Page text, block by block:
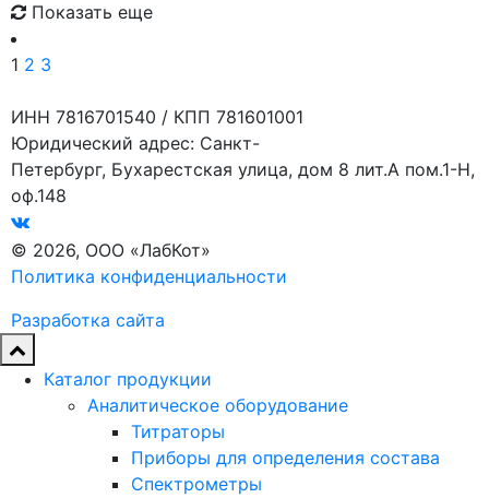
Показать еще
1 2 3
ИНН 7816701540 / КПП 781601001
Юридический адрес: Санкт-
Петербург, Бухарестская улица, дом 8 лит.А пом.1-Н,
оф.148
© 2026, ООО «ЛабКот»
Политика конфиденциальности
Разработка сайта
Каталог продукции
Аналитическое оборудование
Титраторы
Приборы для определения состава
Спектрометры